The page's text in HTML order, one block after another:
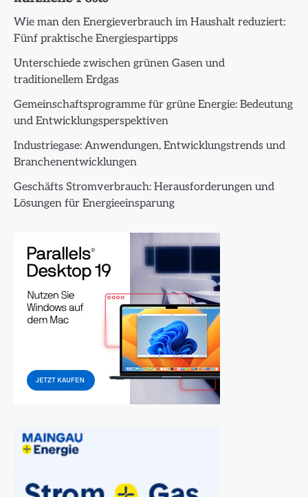
Wie man den Energieverbrauch im Haushalt reduziert:
Fünf praktische Energiespartipps
Unterschiede zwischen grünen Gasen und
traditionellem Erdgas
Gemeinschaftsprogramme für grüne Energie: Bedeutung
und Entwicklungsperspektiven
Industriegase: Anwendungen, Entwicklungstrends und
Branchenentwicklungen
Geschäfts Stromverbrauch: Herausforderungen und
Lösungen für Energieeinsparung